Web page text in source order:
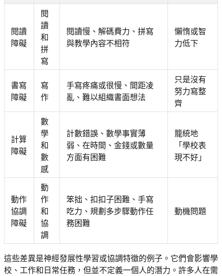
閱讀
障礙
閱
讀
和
拼
寫
閱讀慢、解碼費力、拼寫
與教學內容不相符
懶惰或智
力低下
書寫
障礙
寫
作
手寫疼痛或很慢、間距凌
亂、難以組織書面想法
只是沒有
努力寫整
齊
計算
障礙
數
學
和
數
感
計數錯誤、數學事實薄
弱、在時間、金錢或數量
方面有困難
籠統地
「學校表
現不好」
動作
協調
障礙
動
作
和
協
調
笨拙、扣扣子困難、手寫
吃力、規劃多步驟動作任
務困難
動機問題
這些差異是神經發展性學習或協調特徵的例子。它們會影響學
校、工作和日常任務，但並不定義一個人的潛力。許多人在需